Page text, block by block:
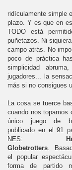
ridículamente simple
plazo. Y es que en
TODO está
puñetazos. Ni
campo-atrás. No
poco de práctica
simplicidad
jugadores... la
más si no consigues
La cosa se tuerce
cuando nos topamos
único juego de
publicado en el 91
NES:
Globetrotters.
el popular
forma de partido